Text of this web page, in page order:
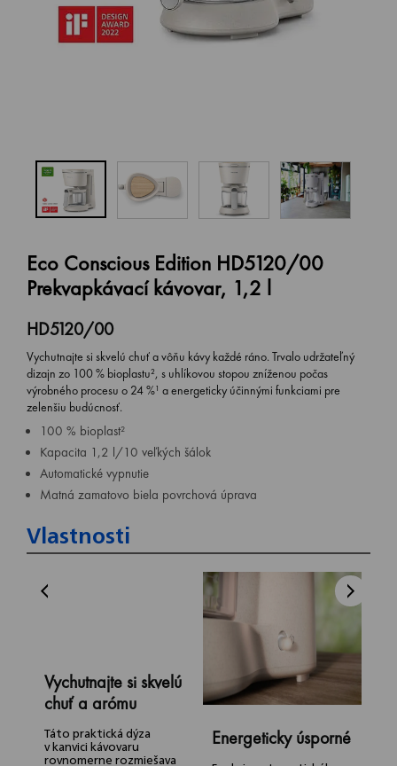
Eco Conscious Edition HD5120/00
Prekvapkávací kávovar, 1,2 l
HD5120/00
Vychutnajte si skvelú chuť a vôňu kávy každé ráno. Trvalo udržateľný
dizajn zo 100 % bioplastu², s uhlíkovou stopou zníženou počas
výrobného procesu o 24 %¹ a energeticky účinnými funkciami pre
zelenšiu budúcnosť.
100 % bioplast²
Kapacita 1,2 l/10 veľkých šálok
Automatické vypnutie
Matná zamatovo biela povrchová úprava
Vlastnosti
Vychutnajte si skvelú
chuť a arómu
Táto praktická dýza
v kanvici kávovaru
rovnomerne rozmiešava
Energeticky úsporné